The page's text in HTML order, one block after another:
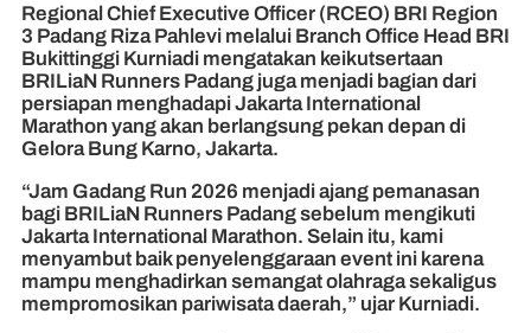
Regional Chief Executive Officer (RCEO) BRI Region
3 Padang Riza Pahlevi melalui Branch Office Head BRI
Bukittinggi Kurniadi mengatakan keikutsertaan
BRILiaN Runners Padang juga menjadi bagian dari
persiapan menghadapi Jakarta International
Marathon yang akan berlangsung pekan depan di
Gelora Bung Karno, Jakarta.
“Jam Gadang Run 2026 menjadi ajang pemanasan
bagi BRILiaN Runners Padang sebelum mengikuti
Jakarta International Marathon. Selain itu, kami
menyambut baik penyelenggaraan event ini karena
mampu menghadirkan semangat olahraga sekaligus
mempromosikan pariwisata daerah,” ujar Kurniadi.